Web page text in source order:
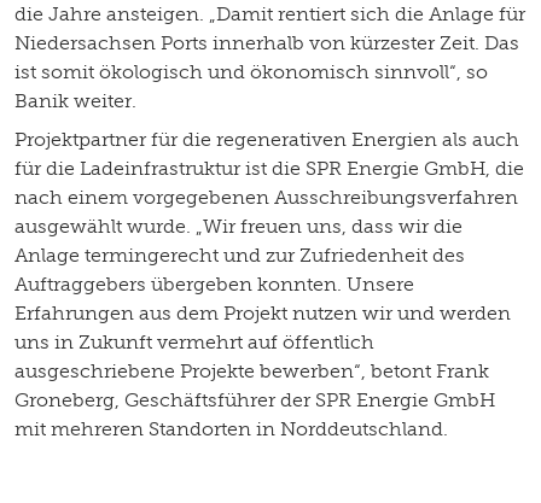
die Jahre ansteigen. „Damit rentiert sich die Anlage für
Niedersachsen Ports innerhalb von kürzester Zeit. Das
ist somit ökologisch und ökonomisch sinnvoll“, so
Banik weiter.
Projektpartner für die regenerativen Energien als auch
für die Ladeinfrastruktur ist die SPR Energie GmbH, die
nach einem vorgegebenen Ausschreibungsverfahren
ausgewählt wurde. „Wir freuen uns, dass wir die
Anlage termingerecht und zur Zufriedenheit des
Auftraggebers übergeben konnten. Unsere
Erfahrungen aus dem Projekt nutzen wir und werden
uns in Zukunft vermehrt auf öffentlich
ausgeschriebene Projekte bewerben“, betont Frank
Groneberg, Geschäftsführer der SPR Energie GmbH
mit mehreren Standorten in Norddeutschland.